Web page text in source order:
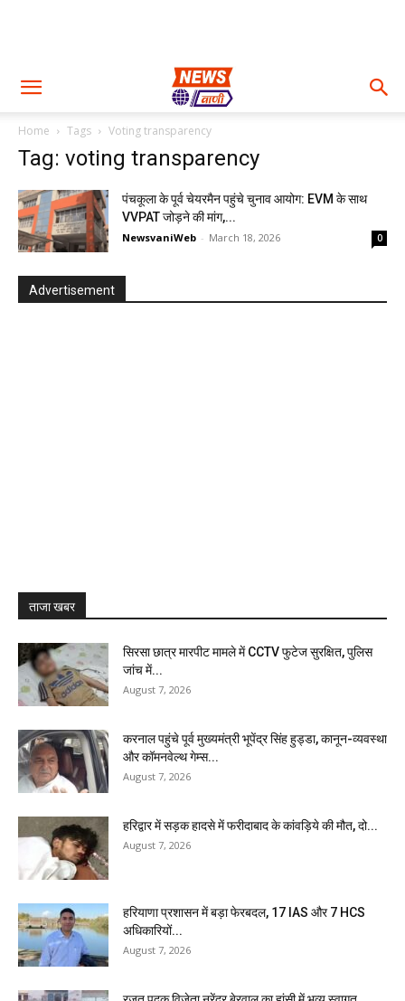
Home Tags Voting transparency
Tag: voting transparency
पंचकूला के पूर्व चेयरमैन पहुंचे चुनाव आयोग: EVM के साथ
VVPAT जोड़ने की मांग,...
NewsvaniWeb - March 18, 2026 0
Advertisement
ताजा खबर
सिरसा छात्र मारपीट मामले में CCTV फुटेज सुरक्षित, पुलिस
जांच में...
August 7, 2026
करनाल पहुंचे पूर्व मुख्यमंत्री भूपेंद्र सिंह हुड्डा, कानून-व्यवस्था
और कॉमनवेल्थ गेम्स...
August 7, 2026
हरिद्वार में सड़क हादसे में फरीदाबाद के कांवड़िये की मौत, दो...
August 7, 2026
हरियाणा प्रशासन में बड़ा फेरबदल, 17 IAS और 7 HCS
अधिकारियों...
August 7, 2026